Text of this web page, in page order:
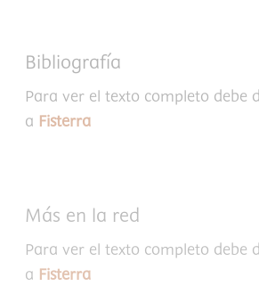
Bibliografía
Para ver el texto completo debe
a Fisterra
Más en la red
Para ver el texto completo debe
a Fisterra